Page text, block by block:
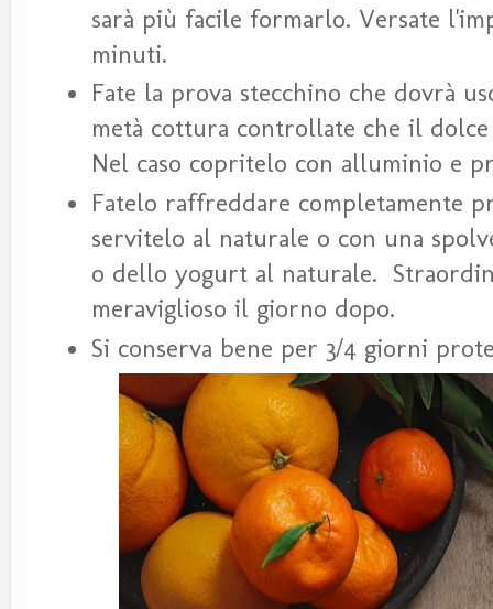
sarà più facile formarlo. Versate
minuti.
Fate la prova stecchino che dovrà
metà cottura controllate che il
Nel caso copritelo con alluminio e
Fatelo raffreddare completamente
servitelo al naturale o con una
o dello yogurt al naturale.
meraviglioso il giorno dopo.
Si conserva bene per 3/4 giorni